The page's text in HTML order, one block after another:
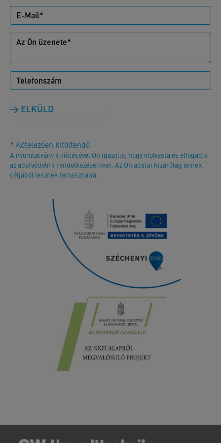
ELKÜLD
* Kötelezően kitöltendő
A nyomtatvány kitöltésével Ön igazolja, hogy elolvasta és elfogadja
az adatvédelmi rendelkezéseinket. Az Ön adatai kizárólag ennek
céljából lesznek felhasználva.